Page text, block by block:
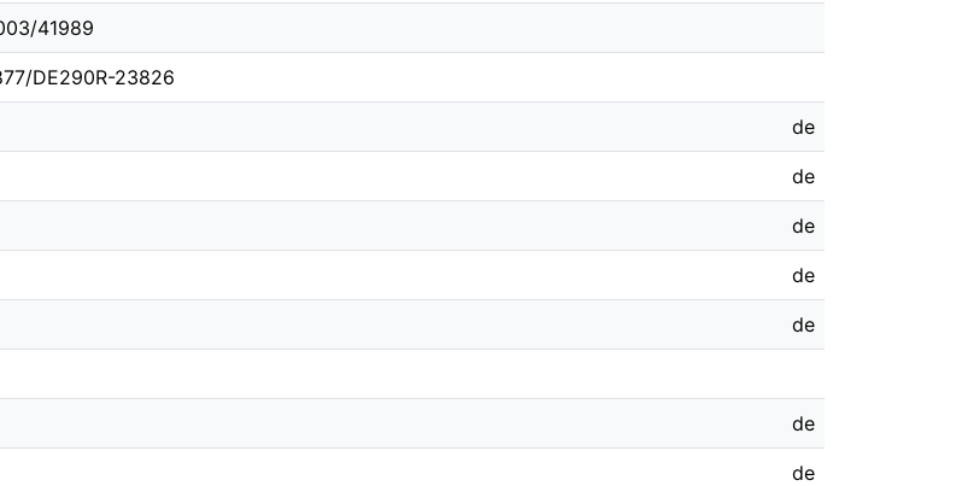
41989
DE290R-23826
de
de
de
de
de
de
de